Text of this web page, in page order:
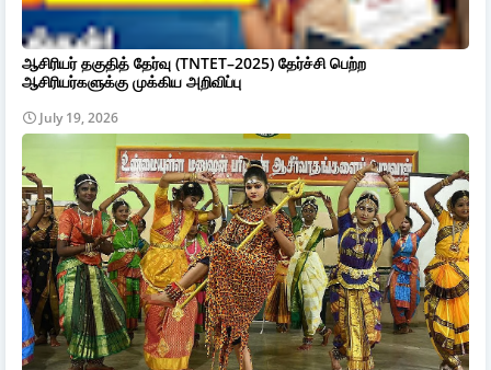
ஆசிரியர் தகுதித் தேர்வு (TNTET–2025) தேர்ச்சி பெற்ற
ஆசிரியர்களுக்கு முக்கிய அறிவிப்பு
July 19, 2026